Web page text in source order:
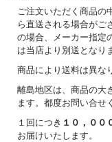
ご注文いただく商品の
ら直送される場合がご
の場合、メーカー指定
は当店より別送となり
商品により送料は異な
離島地区は、商品の大
ます。都度お問い合せ
１回につき １０，００
お届けいたします。